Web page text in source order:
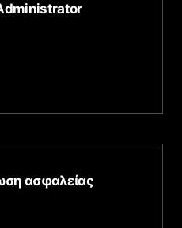
ασφαλείας